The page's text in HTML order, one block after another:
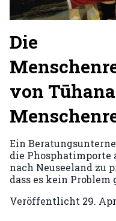
Die
von
Ein
die Phosphatimporte
nach Neuseeland zu
dass es kein Problem
Veröffentlicht 29.